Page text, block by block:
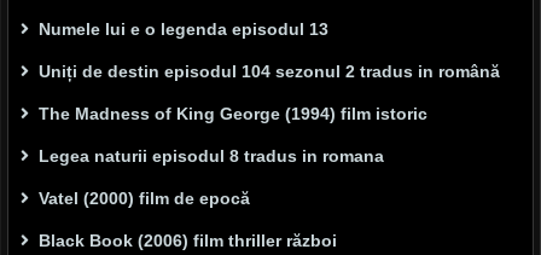
Numele lui e o legenda episodul 13
Uniți de destin episodul 104 sezonul 2 tradus in română
The Madness of King George (1994) film istoric
Legea naturii episodul 8 tradus in romana
Vatel (2000) film de epocă
Black Book (2006) film thriller război